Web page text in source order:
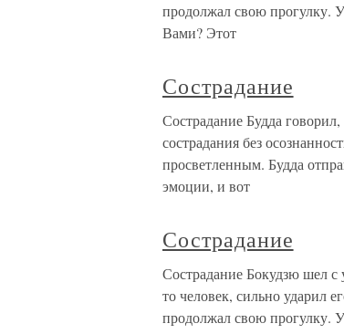
продолжал свою прогулку.
Вами? Этот
Сострадание
Сострадание Будда
сострадания без
просветленным. Будда
эмоции, и вот
Сострадание
Сострадание Бокудзю шел с
то человек, сильно ударил
продолжал свою прогулку.